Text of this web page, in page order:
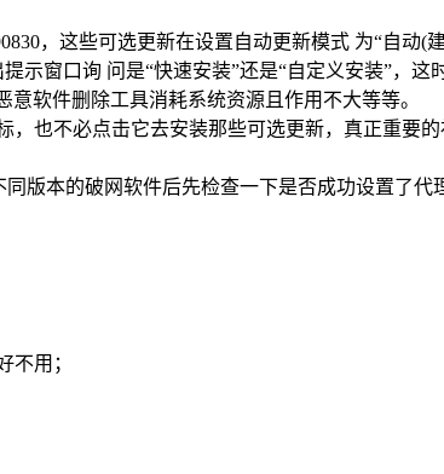
，这些可选更新在设置自动更新模式 为“自动(
窗口询 问是“快速安装”还是“自定义安装”，这
软件删除工具消耗系统资源且作用不大等等。
也不必点击它去安装那些可选更新，真正重要
版本的破网软件后先检查一下是否成功设置了代
不用；